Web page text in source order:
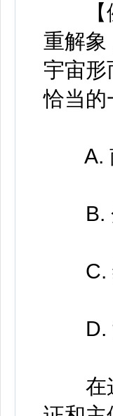
【例
重解象
宇宙
恰当的
A.
B.
C.
D.
在这